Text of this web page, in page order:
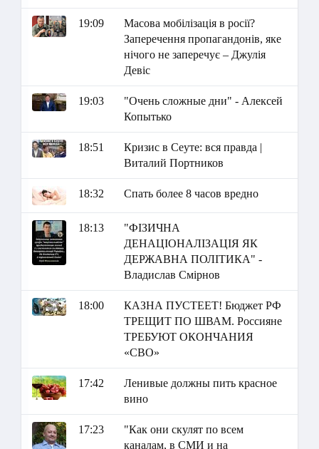
19:09
Масова мобілізація в росії?
Заперечення пропагандонів, яке
нічого не заперечує – Джулія
Девіс
19:03
"Очень сложные дни" - Алексей
Копытько
18:51
Кризис в Сеуте: вся правда |
Виталий Портников
18:32 Спать более 8 часов вредно
18:13
"ФІЗИЧНА
ДЕНАЦІОНАЛІЗАЦІЯ ЯК
ДЕРЖАВНА ПОЛІТИКА" -
Владислав Смірнов
18:00
КАЗНА ПУСТЕЕТ! Бюджет РФ
ТРЕЩИТ ПО ШВАМ. Россияне
ТРЕБУЮТ ОКОНЧАНИЯ
«СВО»
17:42
Ленивые должны пить красное
вино
17:23
"Как они скулят по всем
каналам, в СМИ и на